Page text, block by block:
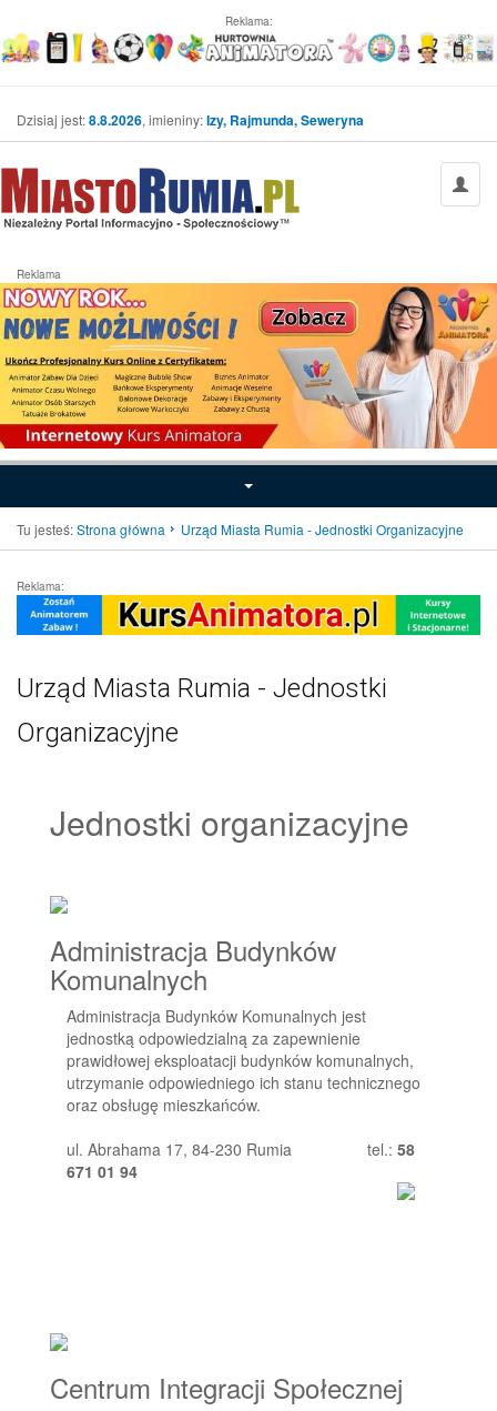
Reklama:
Dzisiaj jest:8.8.2026, imieniny:Izy, Rajmunda, Seweryna
Reklama
Tu jesteś:Strona główna Urząd Miasta Rumia - Jednostki Organizacyjne
Reklama:
Urząd Miasta Rumia - Jednostki
Organizacyjne
Jednostki organizacyjne
Administracja Budynków
Komunalnych
Administracja Budynków Komunalnych jest
jednostką odpowiedzialną za zapewnienie
prawidłowej eksploatacji budynków komunalnych,
utrzymanie odpowiedniego ich stanu technicznego
oraz obsługę mieszkańców.
ul. Abrahama 17, 84-230 Rumia tel.: 58
671 01 94
Centrum Integracji Społecznej